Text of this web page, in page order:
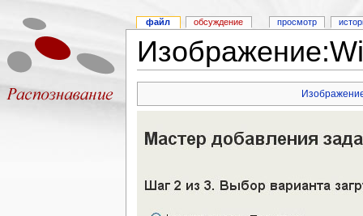
файл обсуждение просмотр